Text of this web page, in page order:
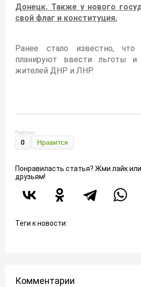
Донецк. Также у нового
свой флаг и конституция.
Ранее стало известно, что
планируют ввести льготы и
жителей ДНР и ЛНР.
Рейтинг:
0 Нравится
Понравиласть статья? Жми лайк
друзьям!
Теги к новости:
Комментарии